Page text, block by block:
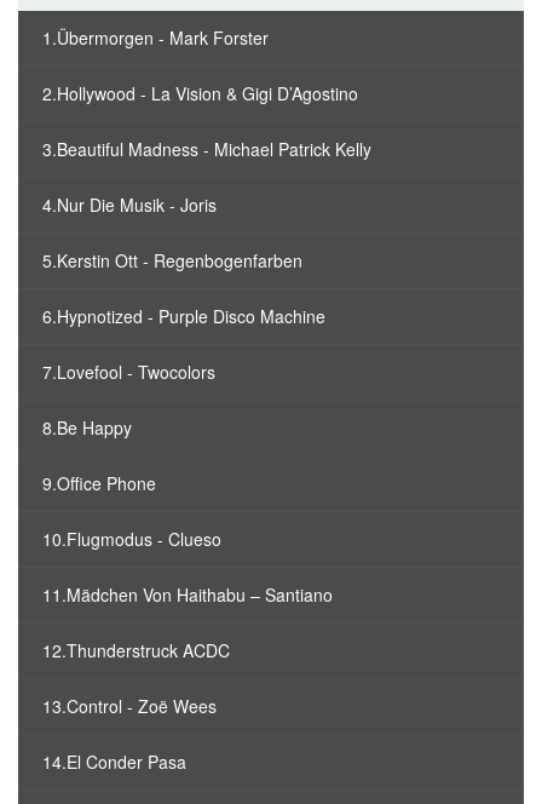
1.Übermorgen - Mark Forster
2.Hollywood - La Vision & Gigi D’Agostino
3.Beautiful Madness - Michael Patrick Kelly
4.Nur Die Musik - Joris
5.Kerstin Ott - Regenbogenfarben
6.Hypnotized - Purple Disco Machine
7.Lovefool - Twocolors
8.Be Happy
9.Office Phone
10.Flugmodus - Clueso
11.Mädchen Von Haithabu – Santiano
12.Thunderstruck ACDC
13.Control - Zoë Wees
14.El Conder Pasa